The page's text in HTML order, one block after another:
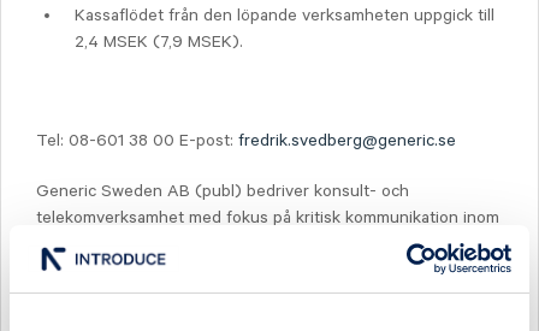
Kassaflödet från den löpande verksamheten uppgick till
2,4 MSEK (7,9 MSEK).
Tel: 08-601 38 00 E-post: fredrik.svedberg@generic.se
Generic Sweden AB (publ) bedriver konsult- och
telekomverksamhet med fokus på kritisk kommunikation inom
områden där det ställs krav på extremt hög tillförlitlighet.
Konsultverksamheten tillhandahåller tjänster och lösningar
för lednings- och kommunikationssystem till försvaret,